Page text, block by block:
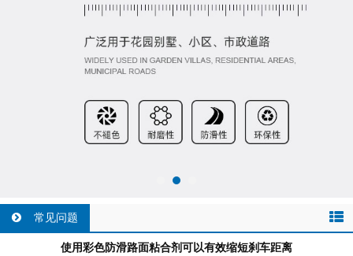
常见问题
使用彩色防滑路面粘合剂可以有效缩短刹车距离